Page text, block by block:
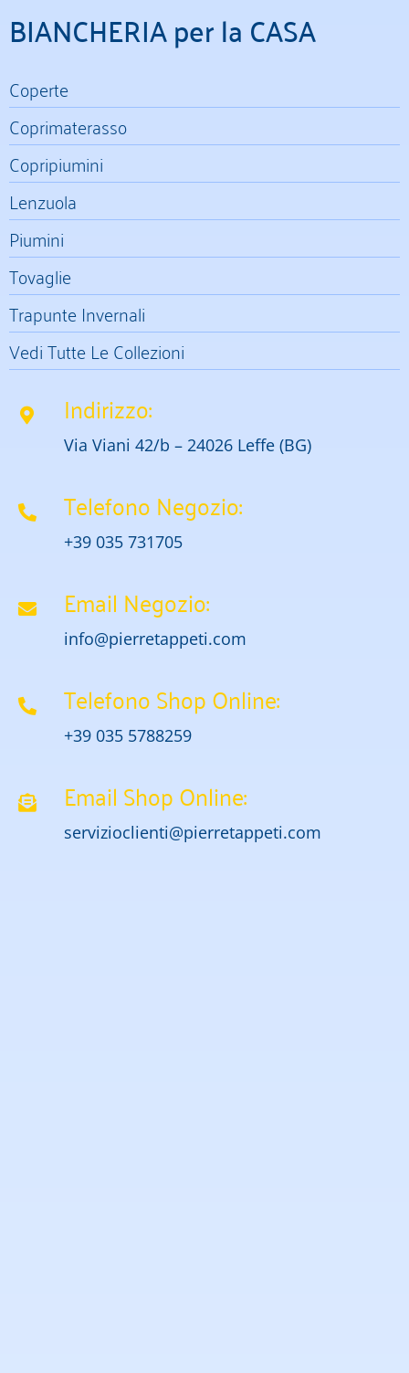
BIANCHERIA per la CASA
Coperte
Coprimaterasso
Copripiumini
Lenzuola
Piumini
Tovaglie
Trapunte Invernali
Vedi Tutte Le Collezioni
Indirizzo:
Via Viani 42/b – 24026 Leffe (BG)
Telefono Negozio:
+39 035 731705
Email Negozio:
info@pierretappeti.com
Telefono Shop Online:
+39 035 5788259
Email Shop Online:
servizioclienti@pierretappeti.com